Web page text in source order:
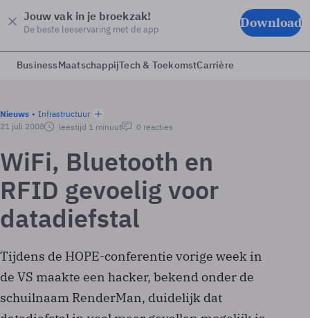
Jouw vak in je broekzak!
De beste leeservaring met de app Download
BusinessMaatschappijTech & ToekomstCarrière
Nieuws
Infrastructuur
21 juli 2008
leestijd 1 minuut 0 reacties
WiFi, Bluetooth en
RFID gevoelig voor
datadiefstal
Tijdens de HOPE-conferentie vorige week in
de VS maakte een hacker, bekend onder de
schuilnaam RenderMan, duidelijk dat